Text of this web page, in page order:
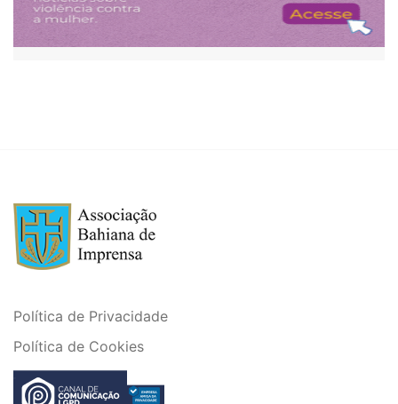
Política de Privacidade
Política de Cookies